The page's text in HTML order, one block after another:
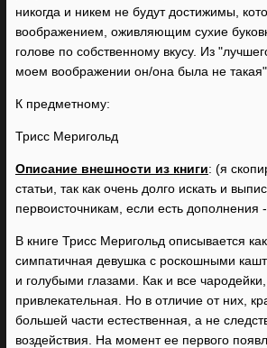
никогда и никем не будут достижимы,
воображением, оживляющим сухие
голове по собственному вкусу. Из
моем воображении он/она была не такая"
К предметному:
Трисс Меригольд
Описание внешности из книги: (я
статьи, так как очень долго искать и
первоисточникам, если есть дополнения
В книге Трисс Меригольд описывается
симпатичная девушка с роскошными
и голубыми глазами. Как и все
привлекательная. Но в отличие от них,
большей части естественная, а не
воздействия. На момент ее первого